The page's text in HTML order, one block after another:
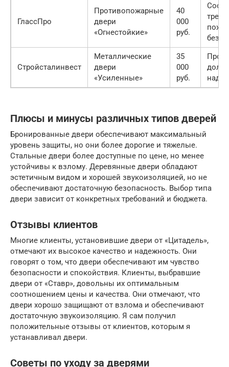
ГлассПро
Противопожарные
двери
«Огнестойкие»
40
000
руб.
Стройсталинвест
Металлические
двери
«Усиленные»
35
000
руб.
Плюсы и минусы различных типов дверей
Бронированные двери обеспечивают максимальный
уровень защиты, но они более дорогие и тяжелые.
Стальные двери более доступные по цене, но менее
устойчивы к взлому. Деревянные двери обладают
эстетичным видом и хорошей звукоизоляцией, но не
обеспечивают достаточную безопасность. Выбор типа
двери зависит от конкретных требований и бюджета.
Отзывы клиентов
Многие клиенты, установившие двери от «Цитадель»,
отмечают их высокое качество и надежность. Они
говорят о том, что двери обеспечивают им чувство
безопасности и спокойствия. Клиенты, выбравшие
двери от «Ставр», довольны их оптимальным
соотношением цены и качества. Они отмечают, что
двери хорошо защищают от взлома и обеспечивают
достаточную звукоизоляцию. Я сам получил
положительные отзывы от клиентов, которым я
устанавливал двери.
Советы по уходу за дверями